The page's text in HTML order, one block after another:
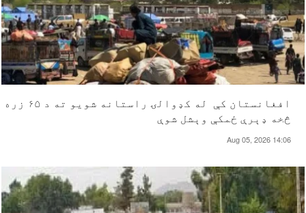
افغانستان کې له کډوالۍ راستانه شویو ته د ۶۵ زره
څخه ډېرې ځمکې وېشل شوې
Aug 05, 2026 14:06